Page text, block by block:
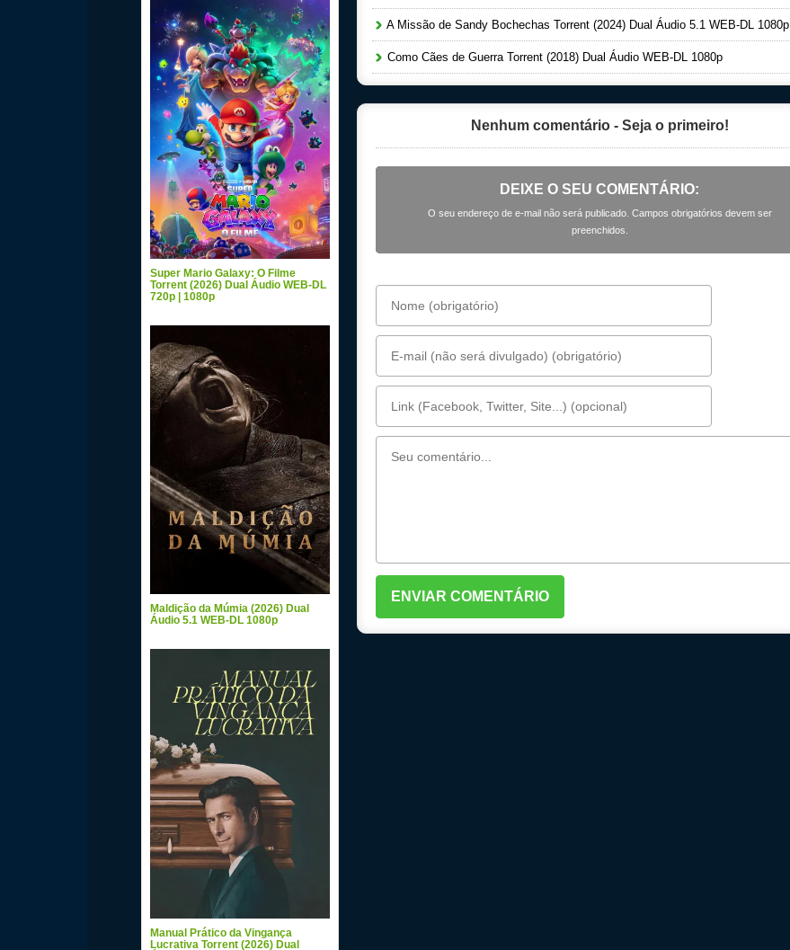
A Missão de Sandy Bochechas Torrent (2024) Dual Áudio 5.1 WEB-DL 1080p
Como Cães de Guerra Torrent (2018) Dual Áudio WEB-DL 1080p
Nenhum comentário - Seja o primeiro!
DEIXE O SEU COMENTÁRIO:
O seu endereço de e-mail não será publicado. Campos obrigatórios devem ser
preenchidos.
Super Mario Galaxy: O Filme
Torrent (2026) Dual Áudio WEB-DL
720p | 1080p
Maldição da Múmia (2026) Dual
Áudio 5.1 WEB-DL 1080p
Manual Prático da Vingança
Lucrativa Torrent (2026) Dual